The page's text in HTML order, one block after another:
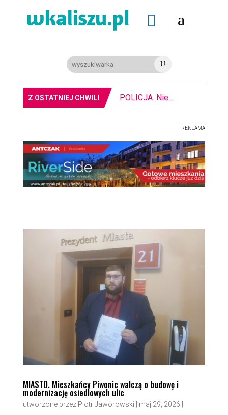
 a
U
Z OSTATNIEJ CHWILI POLICJA. Nielegalne graffiti i susz
REKLAMA
MIASTO. Mieszkańcy Piwonic walczą o budowę i
modernizację osiedlowych ulic
utworzone przez Piotr Jaworowski maj 29, 2026